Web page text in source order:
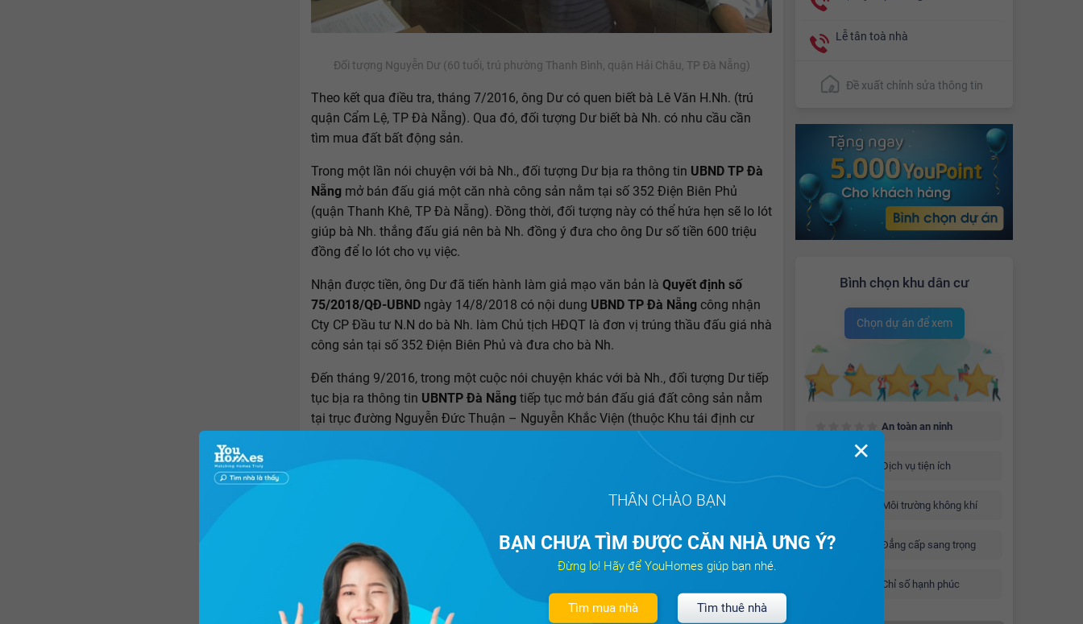
Lễ tân toà nhà
Đề xuất chỉnh sửa thông tin
Bình chọn khu dân cư
Chọn dự án để xem
An toàn an ninh
Dịch vụ tiện ích
Môi trường không khí
Đẳng cấp sang trọng
Chỉ số hạnh phúc
Đối tượng Nguyễn Dư (60 tuổi, trú phường Thanh Bình, quận Hải Châu, TP Đà Nẵng)
Theo kết qua điều tra, tháng 7/2016, ông Dư có quen biết bà Lê Văn H.Nh. (trú
quận Cẩm Lệ, TP Đà Nẵng). Qua đó, đối tượng Dư biết bà Nh. có nhu cầu cần
tìm mua đất bất động sản.
Trong một lần nói chuyện với bà Nh., đối tượng Dư bịa ra thông tin UBND TP Đà
Nẵng mở bán đấu giá một căn nhà công sản nằm tại số 352 Điện Biên Phủ
(quận Thanh Khê, TP Đà Nẵng). Đồng thời, đối tượng này có thể hứa hẹn sẽ lo lót
giúp bà Nh. thắng đấu giá nên bà Nh. đồng ý đưa cho ông Dư số tiền 600 triệu
đồng để lo lót cho vụ việc.
Nhận được tiền, ông Dư đã tiến hành làm giả mạo văn bản là Quyết định số
75/2018/QĐ-UBND ngày 14/8/2018 có nội dung UBND TP Đà Nẵng công nhận
Cty CP Đầu tư N.N do bà Nh. làm Chủ tịch HĐQT là đơn vị trúng thầu đấu giá nhà
công sản tại số 352 Điện Biên Phủ và đưa cho bà Nh.
Đến tháng 9/2016, trong một cuộc nói chuyện khác với bà Nh., đối tượng Dư tiếp
tục bịa ra thông tin UBNTP Đà Nẵng tiếp tục mở bán đấu giá đất công sản nằm
tại trục đường Nguyễn Đức Thuận – Nguyễn Khắc Viện (thuộc Khu tái định cư
Đối tượng này vẫn hứa hẹn đảm bảo sẽ giúp cho bà Nh. tiếp tục trúng thầu lô
đất công sản kể trên và bà Nh. đã tiếp tục đưa tiền 800 triệu đồng cho ông Dư lo
lót cho bà Nh. trúng đấu giá. Như vậy qua hai vụ việc, ông Dư đã lừa đảo số tiền
1,4 tỷ đồng của bà Nh. từ việc giả mạo văn bản của Nhà nước liên quan đấu giá
đất công sản trên địa bàn. Sau đó, Nguyễn Dư đã làm văn bản photo giả mạo là
Quyết định số 192/2017/QĐ-UBND ký ngày 14/7/2019 có nội dung công nhận
Cty CP Đầu tư N.N do bà Nh. làm Chủ tịch HĐQT đã trúng đấu giá lô đất tại
đường Nguyễn Đức Thuận – Nguyễn Khắc Viện.
✕
THÂN CHÀO BẠN
BẠN CHƯA TÌM ĐƯỢC CĂN NHÀ ƯNG Ý?
Đừng lo! Hãy để YouHomes giúp bạn nhé.
Tìm mua nhà Tìm thuê nhà